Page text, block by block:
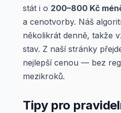
stát i o 200–800 Kč
a cenotvorby. Náš
několikrát denně, takže
stav. Z naší stránky
nejlepší cenou — bez
mezikroků.
Tipy pro